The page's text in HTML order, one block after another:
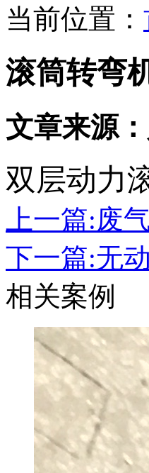
当前位置：
滚筒转弯
文章来源：
双层动力
上一篇:废
下一篇:无
相关案例